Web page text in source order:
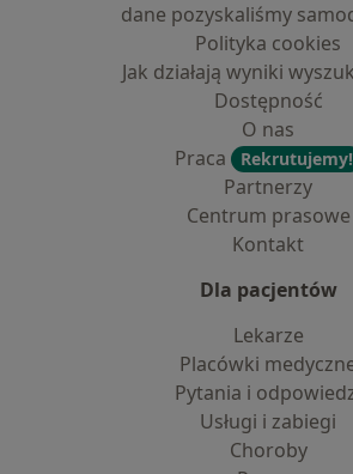
dane pozyskaliśmy
Polityka cookies
Jak działają wyniki
Dostępność
O nas
Praca
Rekrutujemy!
Partnerzy
Centrum prasowe
Kontakt
Dla pacjentów
Lekarze
Placówki
Pytania i
Usługi i zabiegi
Choroby